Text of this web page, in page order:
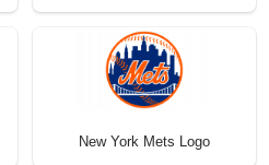
New York Mets Logo